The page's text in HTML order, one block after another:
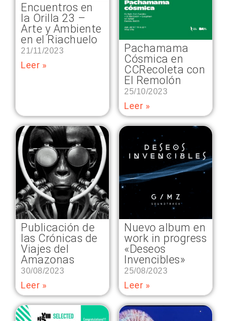
Encuentros en
la Orilla 23 –
Arte y Ambiente
en el Riachuelo
21/11/2023
Leer »
Pachamama
Cósmica en
CCRecoleta con
El Remolón
25/10/2023
Leer »
Publicación de
las Crónicas de
Viajes del
Amazonas
30/08/2023
Leer »
Nuevo album en
work in progress
«Deseos
Invencibles»
25/08/2023
Leer »